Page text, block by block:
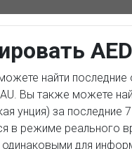
найти
Вы также можете
унция) за последние
в режиме реального
для